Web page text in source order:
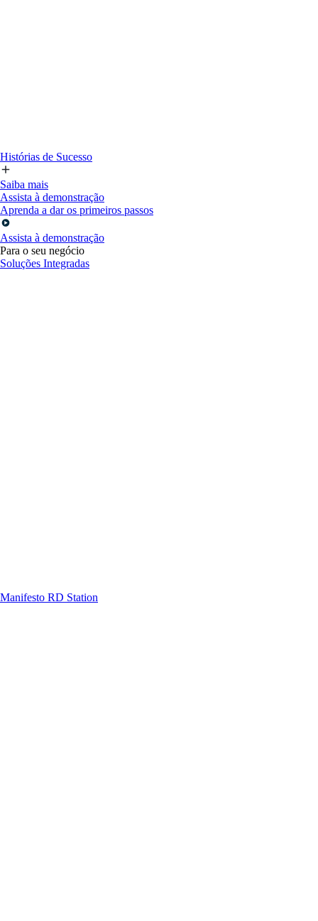
Histórias de Sucesso
Saiba mais
Assista à demonstração
Aprenda a dar os primeiros passos
Assista à demonstração
Para o seu negócio
Soluções Integradas
Manifesto RD Station